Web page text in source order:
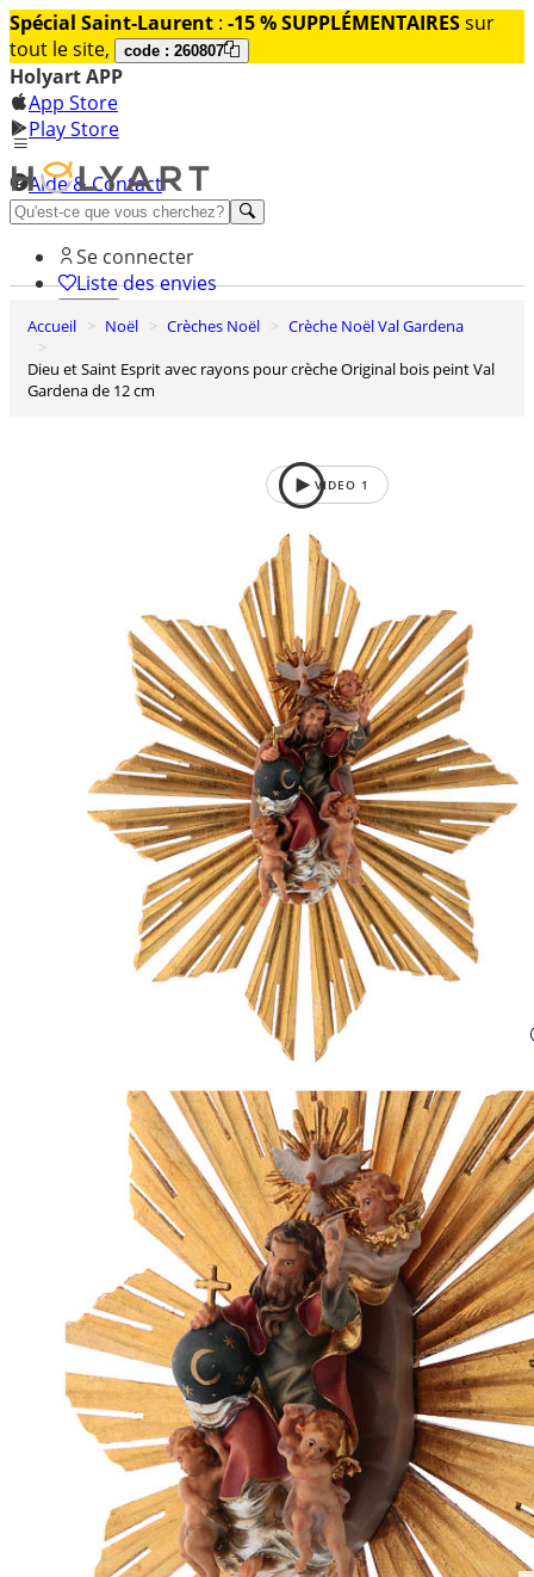
Spécial Saint-Laurent : -15 % SUPPLÉMENTAIRESsur
tout le site,
code : 260807
Holyart APP
App Store
Play Store
Aide & Contact
Découvrez Premium
Se connecter
Liste des envies
0
Accueil Noël Crèches Noël
Crèche Noël Val Gardena
Dieu et Saint Esprit avec rayons pour crèche Original bois peint Val
Gardena de 12 cm
VIDEO 1